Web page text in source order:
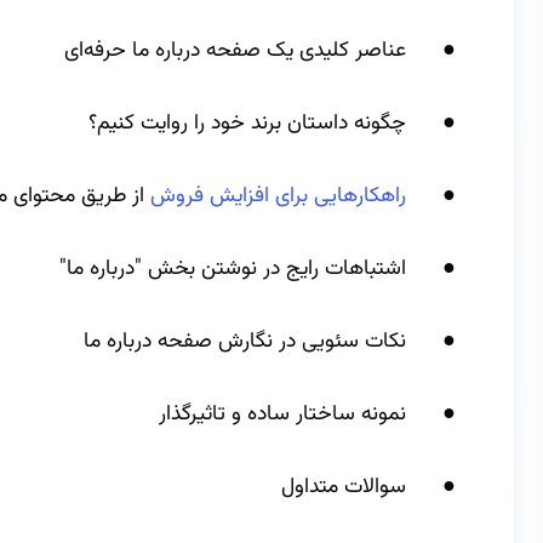
● عناصر کلیدی یک صفحه درباره ما حرفه‌ای
● چگونه داستان برند خود را روایت کنیم؟
● راهکارهایی برای افزایش فروش از طریق محتوای
● اشتباهات رایج در نوشتن بخش "درباره ما"
● نکات سئویی در نگارش صفحه درباره ما
● نمونه ساختار ساده و تاثیرگذار
● سوالات متداول